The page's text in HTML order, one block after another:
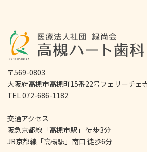
〒569-0803
大阪府高槻市高槻町15番22号フェリーチェ
TEL 072-686-1182
交通アクセス
阪急京都線「高槻市駅」 徒歩3分
JR京都線「高槻駅」南口 徒歩6分